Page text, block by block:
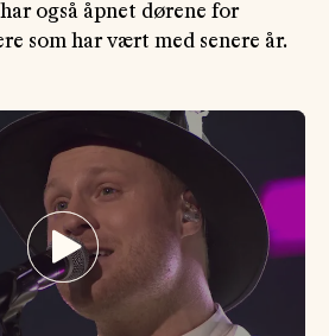
også åpnet dørene for
som har vært med senere år.